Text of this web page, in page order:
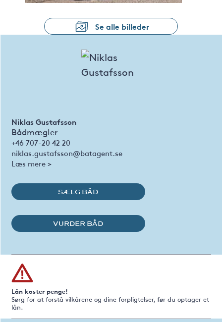
Se alle billeder
Niklas Gustafsson
Bådmægler
+46 707-20 42 20
niklas.gustafsson@batagent.se
Læs mere >
SÆLG BÅD
VURDER BÅD
Lån koster penge!
Sørg for at forstå vilkårene og dine forpligtelser, før du optager et
lån.